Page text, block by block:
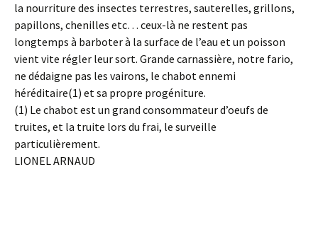
la nourriture des insectes terrestres, sauterelles, grillons,
papillons, chenilles etc… ceux-là ne restent pas
longtemps à barboter à la surface de l’eau et un poisson
vient vite régler leur sort. Grande carnassière, notre fario,
ne dédaigne pas les vairons, le chabot ennemi
héréditaire(1) et sa propre progéniture.
(1) Le chabot est un grand consommateur d’oeufs de
truites, et la truite lors du frai, le surveille
particulièrement.
LIONEL ARNAUD